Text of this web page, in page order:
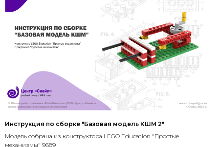
Инструкция по сборке "Базовая модель КШМ 2"
Модель собрана из конструктора LEGO Education "Простые
механизмы" 9689